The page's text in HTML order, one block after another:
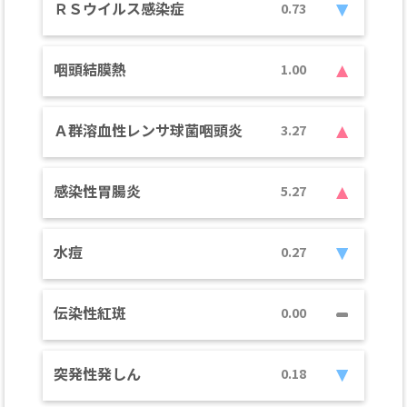
ＲＳウイルス感染症 0.73
咽頭結膜熱 1.00
Ａ群溶血性レンサ球菌咽頭炎 3.27
感染性胃腸炎 5.27
水痘 0.27
伝染性紅斑 0.00
突発性発しん 0.18